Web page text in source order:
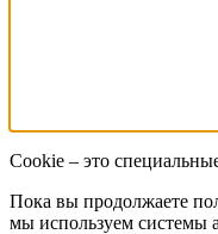
Cookie – это
Пока вы продолжаете
мы используем системы